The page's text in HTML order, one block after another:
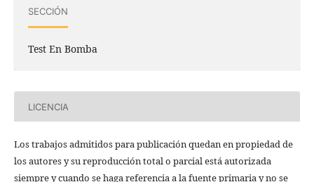
SECCIÓN
Test En Bomba
LICENCIA
Los trabajos admitidos para publicación quedan en propiedad de
los autores y su reproducción total o parcial está autorizada
siempre y cuando se haga referencia a la fuente primaria y no se